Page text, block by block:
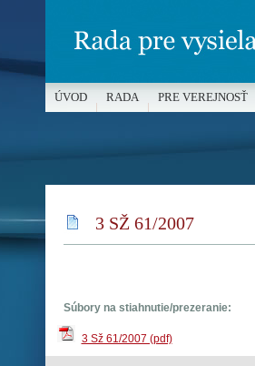
3 SŽ 61/2007
Súbory na stiahnutie/prezeranie:
3 Sž 61/2007 (pdf)
ÚVOD RADA PRE VEREJNOSŤ